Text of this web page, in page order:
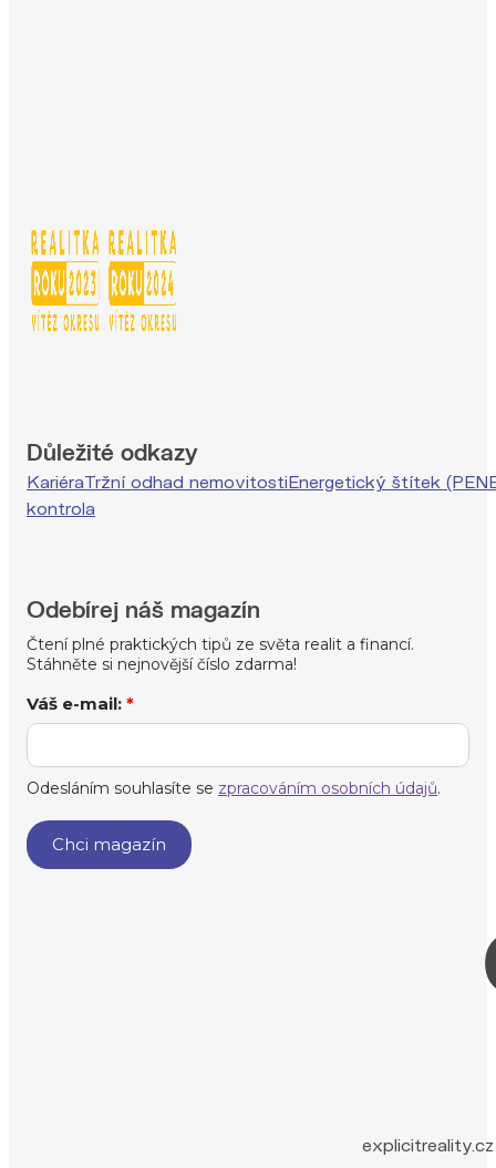
Důležité odkazy
KariéraTržní odhad nemovitostiEnergetický štítek
kontrola
Odebírej náš magazín